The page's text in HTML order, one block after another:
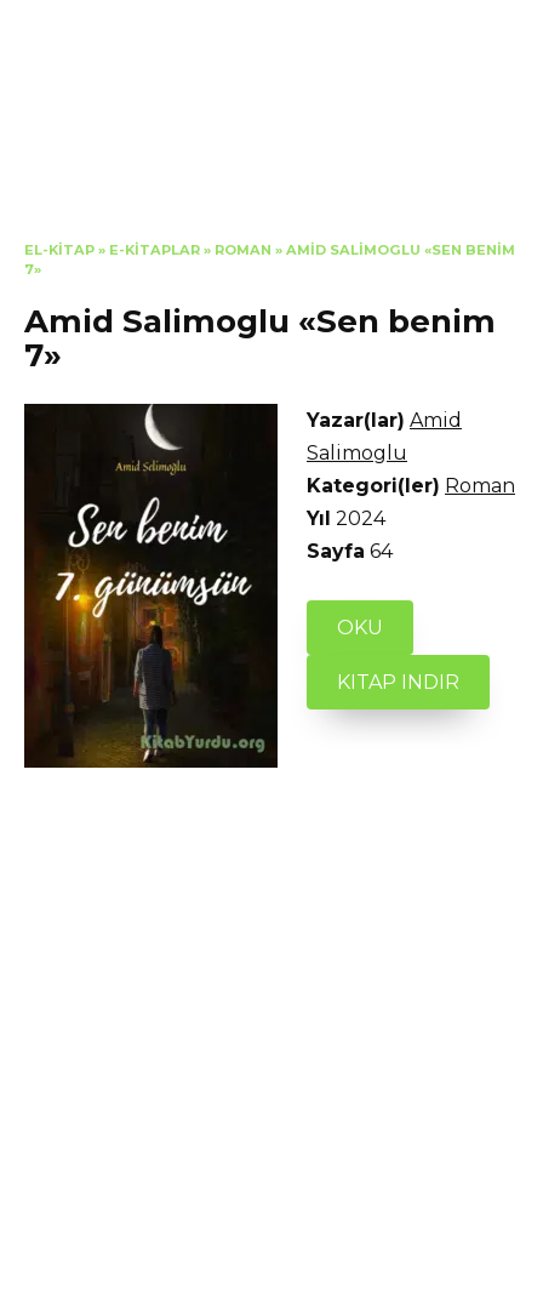
EL-KITAP » E-KITAPLAR » ROMAN » AMID SALIMOGLU «SEN BENIM
7»
Amid Salimoglu «Sen benim
7»
Yazar(lar) Amid
Salimoglu
Kategori(ler) Roman
Yıl 2024
Sayfa 64
OKU
KITAP INDIR